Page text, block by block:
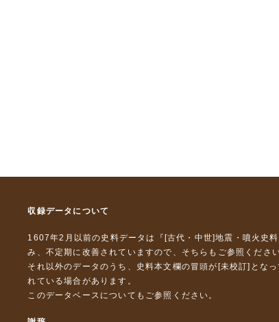
収録データについて
1607年2月以前の史料データは『 [古代・中世]地震・噴火史
み、不定期に改善されていますので、 そちら もご参照ください
それ以外のデータのうち、史料本文欄の冒頭が[未校訂]とな
れている場合があります。
このデータベースについて もご参照ください。